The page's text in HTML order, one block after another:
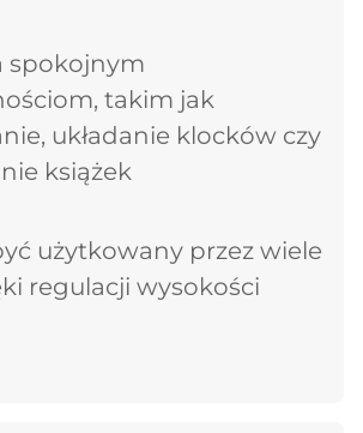
spokojnym
takim jak
układanie klocków czy
książek
użytkowany przez wiele
regulacji wysokości